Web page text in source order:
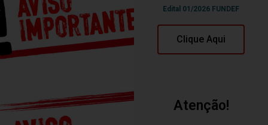
Edital 01/2026 FUNDEF
Clique Aqui
Atenção!